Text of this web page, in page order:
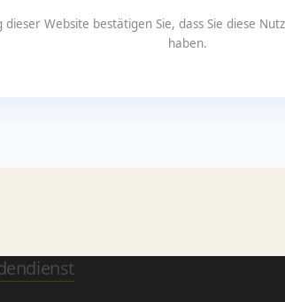
Website bestätigen Sie, dass Sie diese
haben.